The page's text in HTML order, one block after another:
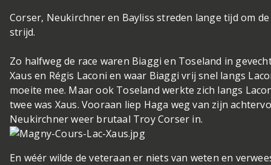
Corser, Neukirchner en Bayliss streden lange tijd om
strijd.
Zo halfweg de race waren Biaggi en Toseland in
Xaus en Régis Laconi en waar Biaggi vrij snel langs
moeite mee. Maar ook Toseland werkte zich langs
twee was Xaus. Vooraan liep Haga weg van zijn
Neukirchner weer brutaal Troy Corser in.
En wéér wilde de veteraan er niets van weten en